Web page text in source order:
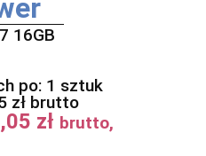
16GB
po: 1 sztuk
zł brutto
zł brutto,